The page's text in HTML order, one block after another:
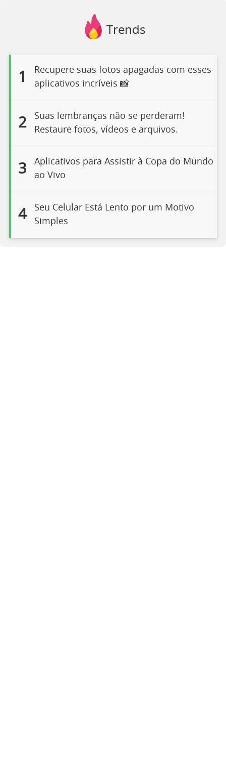
Trends
1
Recupere suas fotos apagadas com esses
aplicativos incríveis 📸
2
Suas lembranças não se perderam!
Restaure fotos, vídeos e arquivos.
3
Aplicativos para Assistir à Copa do Mundo
ao Vivo
4
Seu Celular Está Lento por um Motivo
Simples